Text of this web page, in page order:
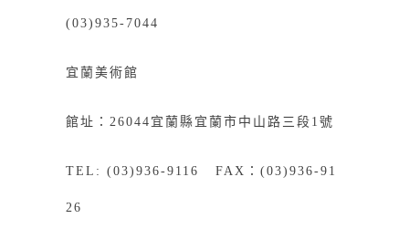
(03)935-7044
宜蘭美術館
館址：26044宜蘭縣宜蘭市中山路三段1號
TEL: (03)936-9116 FAX：(03)936-91
26